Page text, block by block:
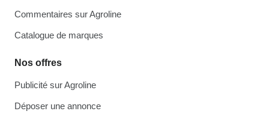
Commentaires sur Agroline
Catalogue de marques
Nos offres
Publicité sur Agroline
Déposer une annonce